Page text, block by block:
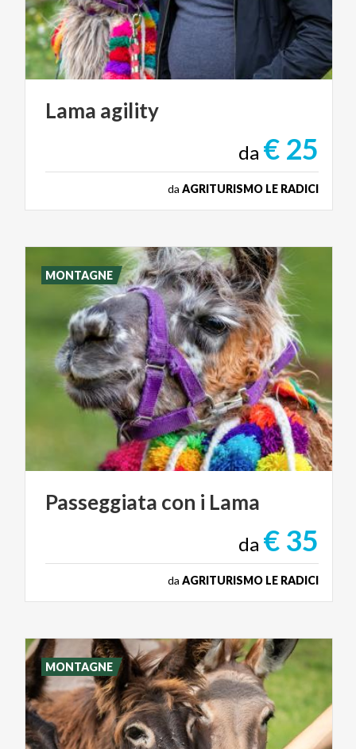
Lama agility
da € 25
da AGRITURISMO LE RADICI
Passeggiata con i Lama
da € 35
da AGRITURISMO LE RADICI
MONTAGNE
MONTAGNE